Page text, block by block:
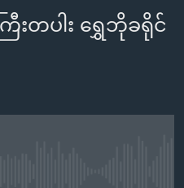
းတပါး ရွှေဘိုခရိုင်